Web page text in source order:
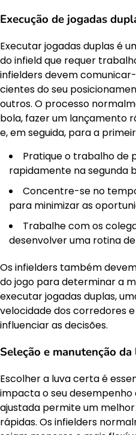
Execução de jogadas
Executar jogadas duplas é
do infield que requer
infielders devem
cientes do seu
outros. O processo
bola, fazer um lançamento
e, em seguida, para a
Pratique o trabalho de
rapidamente na segunda
Concentre-se no
para minimizar as
Trabalhe com os
desenvolver uma rotina
Os infielders também
do jogo para determinar a
executar jogadas duplas,
velocidade dos corredores
influenciar as decisões.
Seleção e manutenção da
Escolher a luva certa é
impacta o seu
ajustada permite um
rápidas. Os infielders